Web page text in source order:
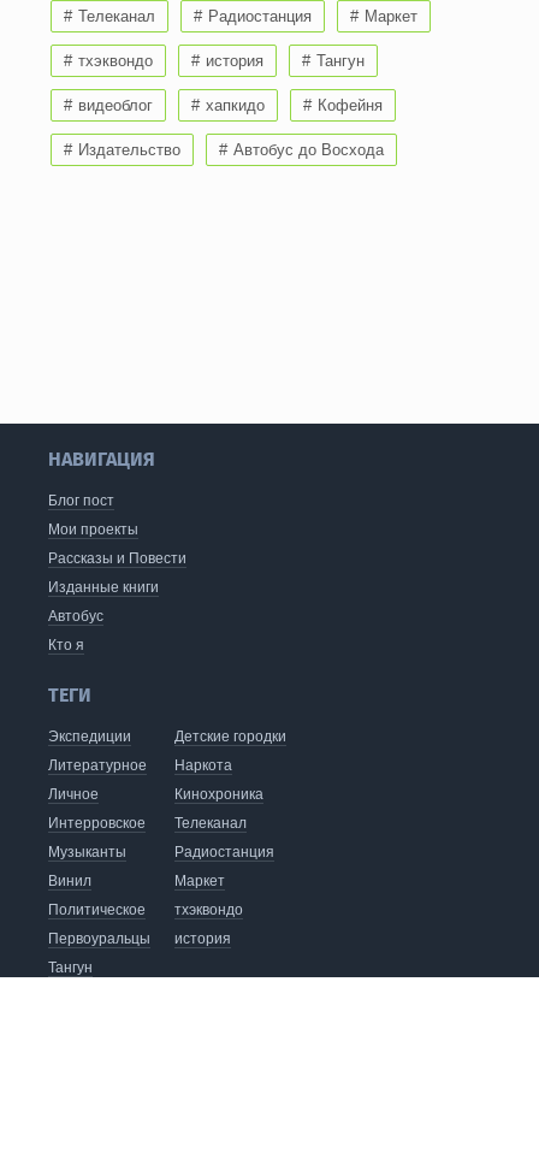
Телеканал Радиостанция Маркет
тхэквондо история Тангун
видеоблог хапкидо Кофейня
Издательство Автобус до Восхода
НАВИГАЦИЯ
Блог пост
Мои проекты
Рассказы и Повести
Изданные книги
Автобус
Кто я
ТЕГИ
Экспедиции
Литературное
Личное
Интерровское
Музыканты
Винил
Политическое
Первоуральцы
Детские городки
Наркота
Кинохроника
Телеканал
Радиостанция
Маркет
тхэквондо
история
Тангун